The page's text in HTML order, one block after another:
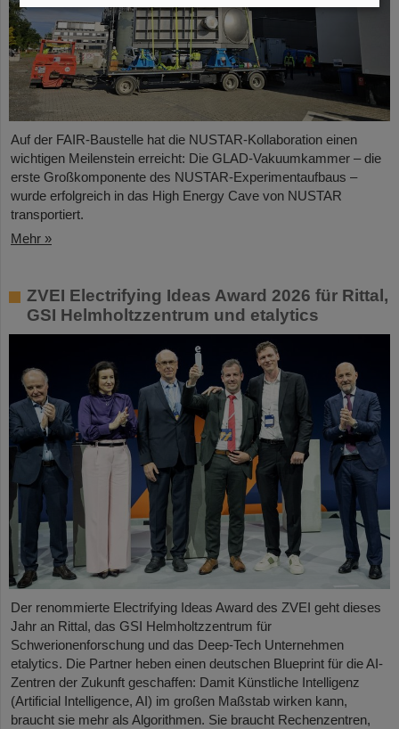
Auf der FAIR-Baustelle hat die NUSTAR-Kollaboration einen
wichtigen Meilenstein erreicht: Die GLAD-Vakuumkammer – die
erste Großkomponente des NUSTAR-Experimentaufbaus –
wurde erfolgreich in das High Energy Cave von NUSTAR
transportiert.
Mehr »
ZVEI Electrifying Ideas Award 2026 für Rittal,
GSI Helmholtzzentrum und etalytics
Der renommierte Electrifying Ideas Award des ZVEI geht dieses
Jahr an Rittal, das GSI Helmholtzzentrum für
Schwerionenforschung und das Deep-Tech Unternehmen
etalytics. Die Partner heben einen deutschen Blueprint für die AI-
Zentren der Zukunft geschaffen: Damit Künstliche Intelligenz
(Artificial Intelligence, AI) im großen Maßstab wirken kann,
braucht sie mehr als Algorithmen. Sie braucht Rechenzentren,